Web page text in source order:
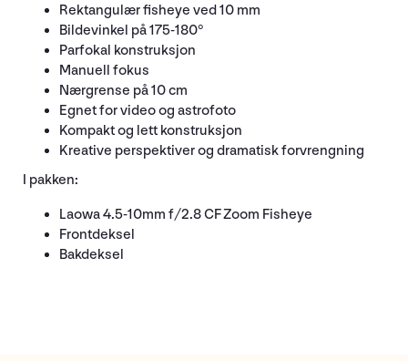
Rektangulær fisheye ved 10 mm
Bildevinkel på 175-180°
Parfokal konstruksjon
Manuell fokus
Nærgrense på 10 cm
Egnet for video og astrofoto
Kompakt og lett konstruksjon
Kreative perspektiver og dramatisk forvrengning
I pakken:
Laowa 4.5-10mm f/2.8 CF Zoom Fisheye
Frontdeksel
Bakdeksel